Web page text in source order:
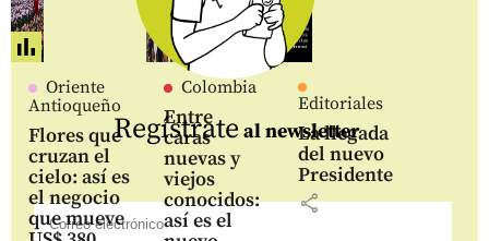
Oriente
Antioqueño
Flores que
cruzan el
cielo: así es
el negocio
que mueve
Colombia
Entre
caras
nuevas y
viejos
conocidos:
así es el
Editoriales
La llegada
del nuevo
Presidente
share
Regístrate al newsletter